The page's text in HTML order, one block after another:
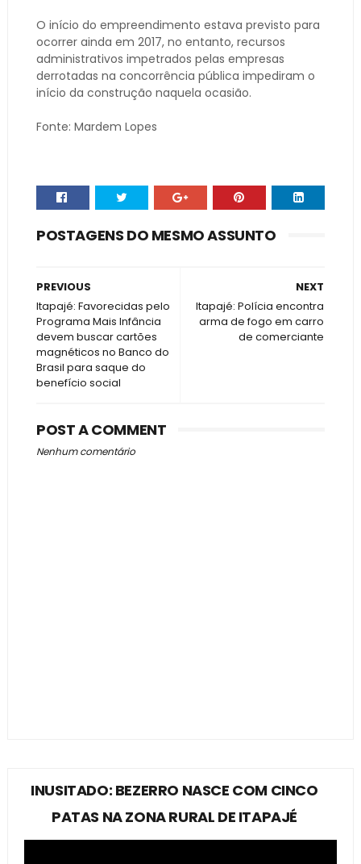
O início do empreendimento estava previsto para
ocorrer ainda em 2017, no entanto, recursos
administrativos impetrados pelas empresas
derrotadas na concorrência pública impediram o
início da construção naquela ocasião.
Fonte: Mardem Lopes
POSTAGENS DO MESMO ASSUNTO
NEXT
Itapajé: Polícia encontra
arma de fogo em carro
de comerciante
PREVIOUS
Itapajé: Favorecidas pelo
Programa Mais Infância
devem buscar cartões
magnéticos no Banco do
Brasil para saque do
benefício social
POST A COMMENT
Nenhum comentário
INUSITADO: BEZERRO NASCE COM CINCO
PATAS NA ZONA RURAL DE ITAPAJÉ